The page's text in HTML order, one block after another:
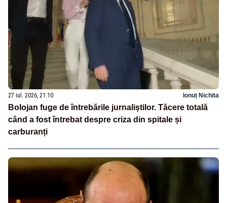
27 iul. 2026, 21:10 Ionuț Nichita
Bolojan fuge de întrebările jurnaliștilor. Tăcere totală
când a fost întrebat despre criza din spitale și
carburanți